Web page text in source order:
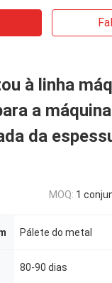
à linha
a
da
MOQ: 1
Pálete do metal
80-90 dias